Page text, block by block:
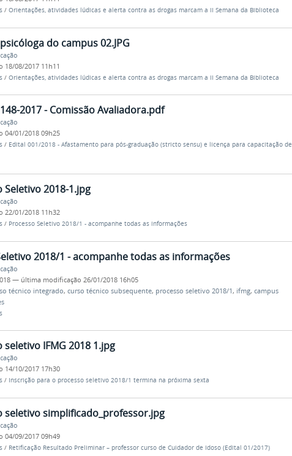
/ Orientações, atividades lúdicas e alerta contra as drogas marcam a II Semana da Biblioteca
do campus 02.JPG
18/08/2017 11h11
/ Orientações, atividades lúdicas e alerta contra as drogas marcam a II Semana da Biblioteca
2017 - Comissão Avaliadora.pdf
04/01/2018 09h25
/ Edital 001/2018 - Afastamento para pós-graduação (stricto sensu) e licença para capacitação de
Seletivo 2018-1.jpg
22/01/2018 11h32
/ Processo Seletivo 2018/1 - acompanhe todas as informações
2018/1 - acompanhe todas as informações
— última modificação 26/01/2018 16h05
técnico integrado, curso técnico subsequente, processo seletivo 2018/1, ifmg, campus
seletivo IFMG 2018 1.jpg
14/10/2017 17h30
/ Inscrição para o processo seletivo 2018/1 termina na próxima sexta
seletivo simplificado_professor.jpg
04/09/2017 09h49
/ Retificação Resultado Preliminar – professor curso de Cuidador de Idoso (Edital 01/2017)